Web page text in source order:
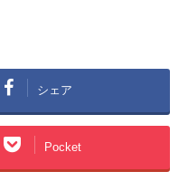
シェア
Pocket